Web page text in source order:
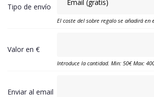
Tipo de envío
El coste del sobre regalo se añadirá en
Valor en €
Introduce la cantidad. Min: 50€ Max:
Enviar al email